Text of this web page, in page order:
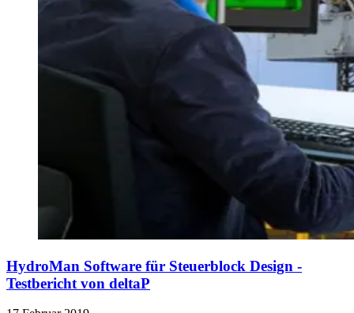
HydroMan Software für Steuerblock Design -
Testbericht von deltaP